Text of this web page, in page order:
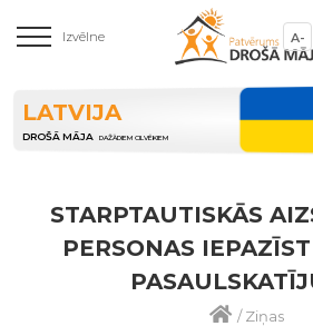
Izvēlne A-
LATVIJA
DROŠĀ MĀJA DAŽĀDIEM CILVĒKIEM
STARPTAUTISKĀS
PERSONAS
/Ziņas